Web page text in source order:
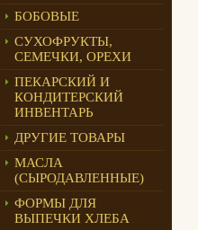
Едлин Хлеб
БОБОВЫЕ
СУХОФРУКТЫ,
СЕМЕЧКИ, ОРЕХИ
ПЕКАРСКИЙ И
КОНДИТЕРСКИЙ
ИНВЕНТАРЬ
ДРУГИЕ ТОВАРЫ
МАСЛА
(СЫРОДАВЛЕННЫЕ)
ФОРМЫ ДЛЯ
ВЫПЕЧКИ ХЛЕБА